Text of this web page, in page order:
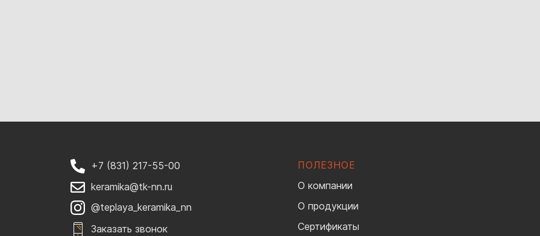
+7 (831) 217-55-00
keramika@tk-nn.ru
@teplaya_keramika_nn
Заказать звонок
ПОЛЕЗНОЕ
О компании
О продукции
Сертификаты